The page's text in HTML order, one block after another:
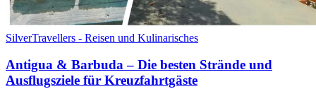
SilverTravellers - Reisen und Kulinarisches
Antigua & Barbuda – Die besten Strände und
Ausflugsziele für Kreuzfahrtgäste